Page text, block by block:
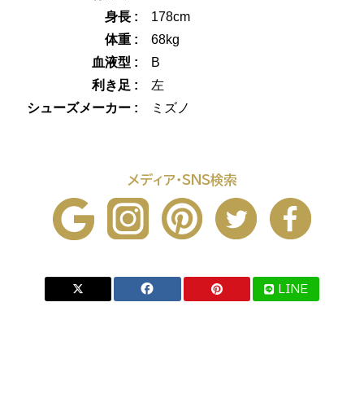
身長 :
178cm
体重 :
68kg
血液型 :
B
利き足 :
左
シューズメーカー :
ミズノ
メディア・SNS検索
LINE